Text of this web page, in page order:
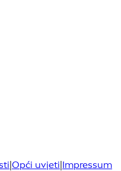
|Opći uvjeti|Impressum